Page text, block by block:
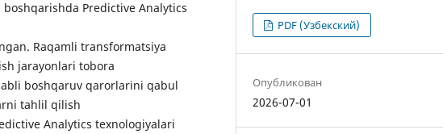
Predictive Analytics
Raqamli transformatsiya
jarayonlari tobora
boshqaruv qarorlarini qabul
tahlil qilish
Analytics texnologiyalari
PDF (Узбекский)
Опубликован
2026-07-01